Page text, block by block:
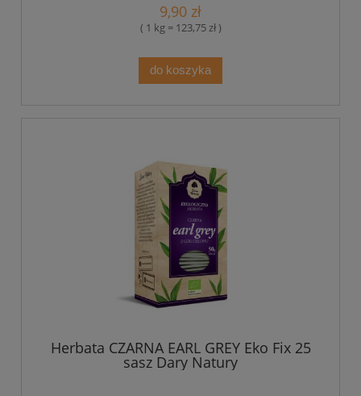
9,90 zł
( 1 kg = 123,75 zł )
do koszyka
Herbata CZARNA EARL GREY Eko Fix 25
sasz Dary Natury